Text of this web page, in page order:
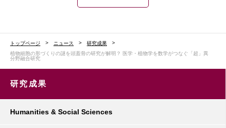
トップページ ニュース
研究成果
植物細胞の形づくりの謎を頭蓋骨の研究が解明？ 医学・植物学を数学がつなぐ「超」異
分野融合研究
研究成果
Humanities & Social Sciences